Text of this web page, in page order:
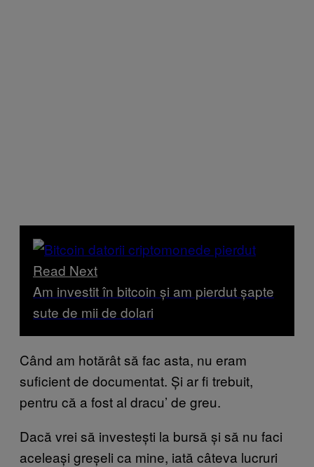
Read Next
Am investit în bitcoin și am pierdut șapte
sute de mii de dolari
Când am hotărât să fac asta, nu eram
suficient de documentat. Și ar fi trebuit,
pentru că a fost al dracu’ de greu.
Dacă vrei să investești la bursă și să nu faci
aceleași greșeli ca mine, iată câteva lucruri